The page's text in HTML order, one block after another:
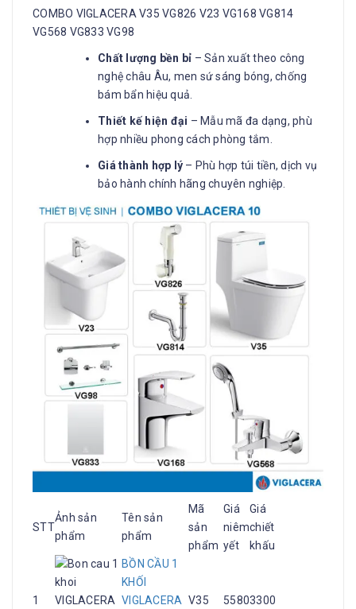
COMBO VIGLACERA V35 VG826 V23 VG168 VG814
VG568 VG833 VG98
Chất lượng bền bỉ – Sản xuất theo công
nghệ châu Âu, men sứ sáng bóng, chống
bám bẩn hiệu quả.
Thiết kế hiện đại – Mẫu mã đa dạng, phù
hợp nhiều phong cách phòng tắm.
Giá thành hợp lý – Phù hợp túi tiền, dịch vụ
bảo hành chính hãng chuyên nghiệp.
STT
Ảnh sản
phẩm
Tên sản
phẩm
Mã
sản
phẩm
Giá
niêm
yết
Giá
chiết
khấu
1
BỒN CẦU 1
KHỐI
VIGLACERA V35 55803300